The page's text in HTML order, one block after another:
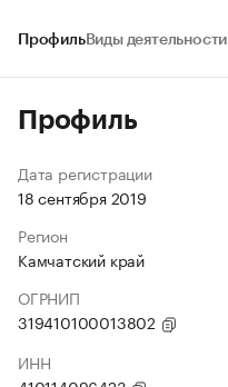
ПрофильВиды деятельности
Профиль
Дата регистрации
18 сентября 2019
Регион
Камчатский край
ОГРНИП
319410100013802
ИНН